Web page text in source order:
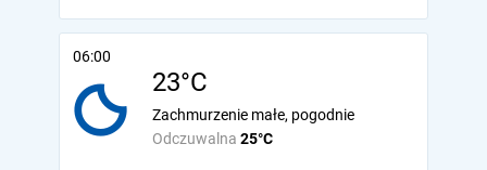
06:00
23°C
Odczuwalna 25°C
Zachmurzenie małe, pogodnie